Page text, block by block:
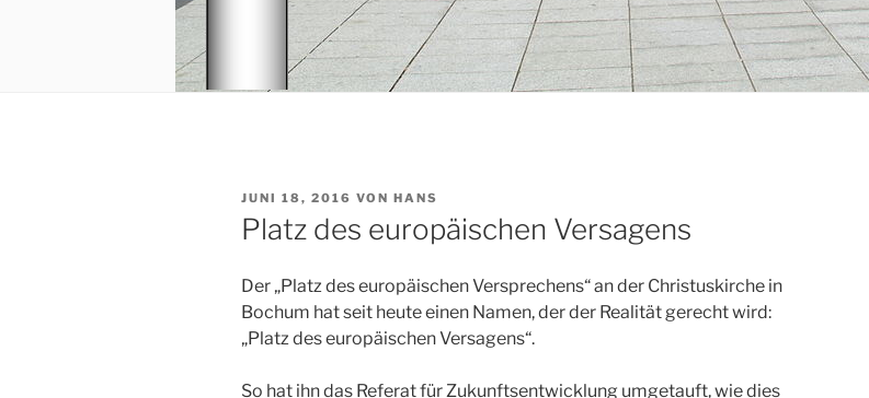
VERÖFFENTLICHT
AM
JUNI 18, 2016 VON HANS
Platz des europäischen Versagens
Der „Platz des europäischen Versprechens“ an der Christuskirche in
Bochum hat seit heute einen Namen, der der Realität gerecht wird:
„Platz des europäischen Versagens“.
So hat ihn das Referat für Zukunftsentwicklung umgetauft, wie dies